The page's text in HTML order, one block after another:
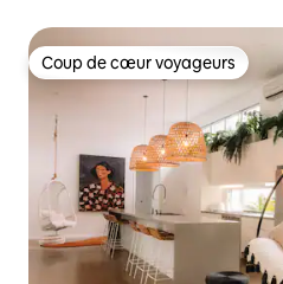
Coup de cœur voyageurs
Coup de cœur voyageurs